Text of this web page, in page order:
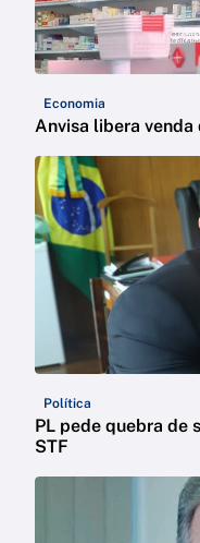
Economia
Anvisa libera
Política
PL pede quebra de
STF